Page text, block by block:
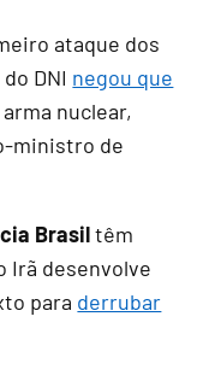
ataque dos
DNI negou que
nuclear,
ministro de
Brasiltêm
Irã desenvolve
para derrubar